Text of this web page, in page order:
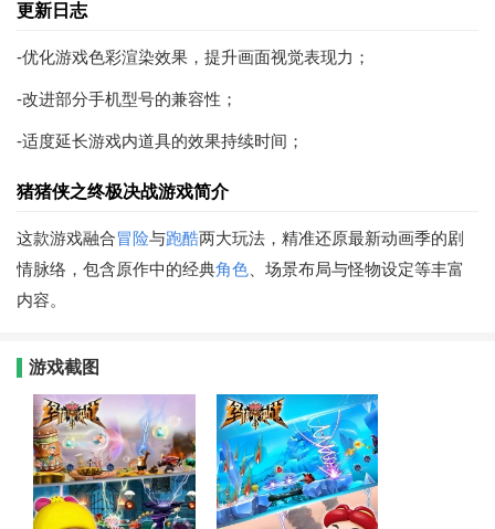
更新日志
-优化游戏色彩渲染效果，提升画面视觉表现力；
-改进部分手机型号的兼容性；
-适度延长游戏内道具的效果持续时间；
猪猪侠之终极决战游戏简介
这款游戏融合冒险与跑酷两大玩法，精准还原最新动画季的剧
情脉络，包含原作中的经典角色 、场景布局与怪物设定等丰富
内容。
游戏截图